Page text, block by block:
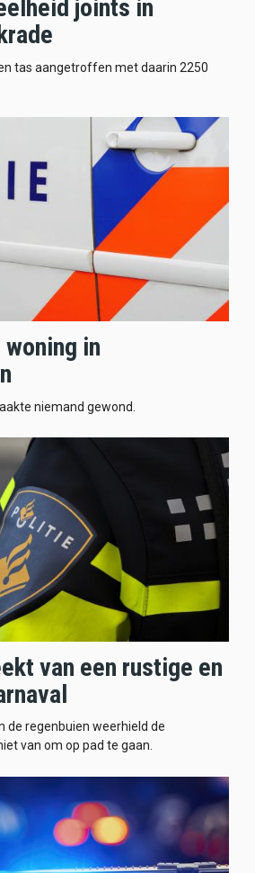
joints in
tas aangetroffen met daarin 2250
in
niemand gewond.
van een rustige en
de regenbuien weerhield de
van om op pad te gaan.